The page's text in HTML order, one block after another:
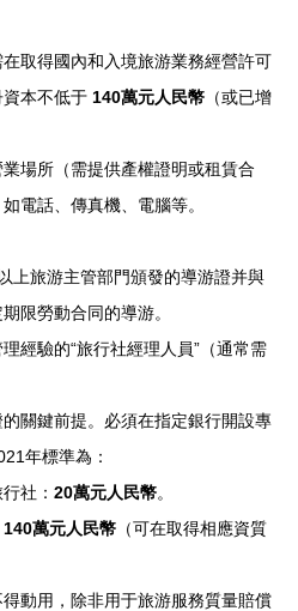
取得國內和入境旅游業務經營許可
本不低于 140萬元人民幣 （或已增
場所（需提供產權證明或租賃合
電話、傳真機、電腦等。
上旅游主管部門頒發的導游證并與
限勞動合同的導游。
經驗的“旅行社經理人員”（通常需
的關鍵前提。必須在指定銀行開設專
年標準為：
社： 20萬元人民幣。
140萬元人民幣 （可在取得相應資質
動用，除非用于旅游服務質量賠償